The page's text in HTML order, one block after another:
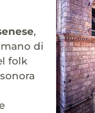
,
di
folk